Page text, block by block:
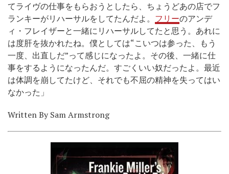
てライヴの仕事をもらおうとしたら、ちょうどあの店でフ
ランキーがリハーサルをしてたんだよ。 フリーのアンデ
ィ・フレイザーと一緒にリハーサルしてたと思う。あれに
は度肝を抜かれたね。僕としては“こいつは参った、もう
一度、出直しだ”って感じになったよ。その後、一緒に仕
事をするようになったんだ。すごくいい奴だったよ。最近
は体調を崩してたけど、それでも不屈の精神を失ってはい
なかった」
Written By Sam Armstrong